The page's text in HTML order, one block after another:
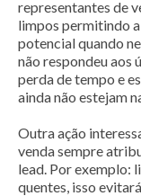
representantes de
limpos permitindo
potencial quando
não respondeu aos
perda de tempo e
ainda não estejam
Outra ação
venda sempre
lead. Por exemplo:
quentes, isso